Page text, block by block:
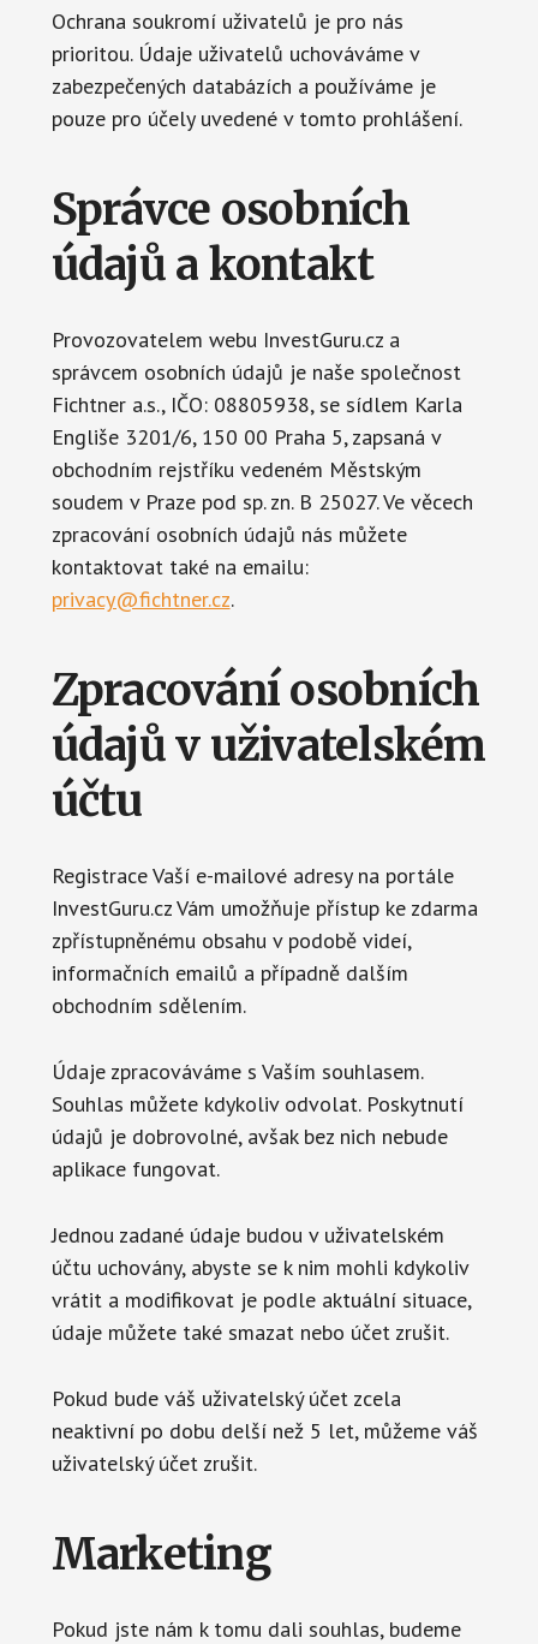
Ochrana soukromí uživatelů je pro nás
prioritou. Údaje uživatelů uchováváme v
zabezpečených databázích a používáme je
pouze pro účely uvedené v tomto prohlášení.
Správce osobních
údajů a kontakt
Provozovatelem webu InvestGuru.cz a
správcem osobních údajů je naše společnost
Fichtner a.s., IČO: 08805938, se sídlem Karla
Engliše 3201/6, 150 00 Praha 5, zapsaná v
obchodním rejstříku vedeném Městským
soudem v Praze pod sp. zn. B 25027. Ve věcech
zpracování osobních údajů nás můžete
kontaktovat také na emailu:
privacy@fichtner.cz.
Zpracování osobních
údajů v uživatelském
účtu
Registrace Vaší e-mailové adresy na portále
InvestGuru.cz Vám umožňuje přístup ke zdarma
zpřístupněnému obsahu v podobě videí,
informačních emailů a případně dalším
obchodním sdělením.
Údaje zpracováváme s Vaším souhlasem.
Souhlas můžete kdykoliv odvolat. Poskytnutí
údajů je dobrovolné, avšak bez nich nebude
aplikace fungovat.
Jednou zadané údaje budou v uživatelském
účtu uchovány, abyste se k nim mohli kdykoliv
vrátit a modifikovat je podle aktuální situace,
údaje můžete také smazat nebo účet zrušit.
Pokud bude váš uživatelský účet zcela
neaktivní po dobu delší než 5 let, můžeme váš
uživatelský účet zrušit.
Marketing
Pokud jste nám k tomu dali souhlas, budeme